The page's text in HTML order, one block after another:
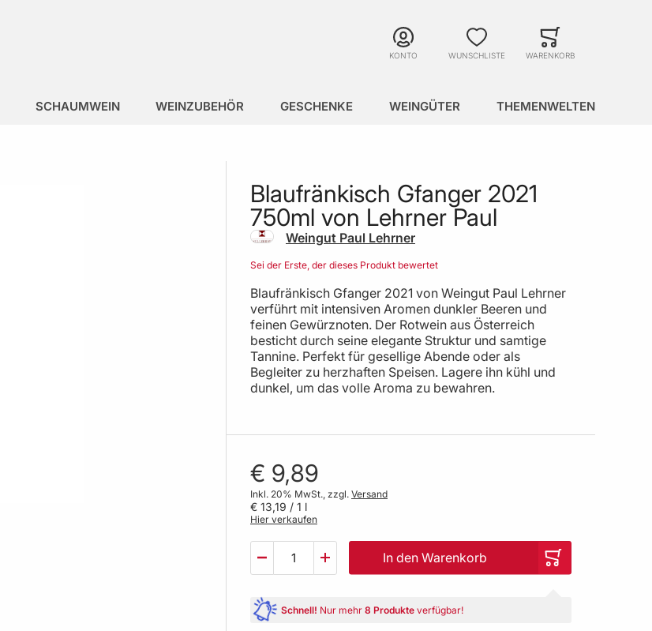
KONTO WUNSCHLISTE WARENKORB
SCHAUMWEIN WEINZUBEHÖR GESCHENKE WEINGÜTER THEMENWELTEN
Blaufränkisch Gfanger 2021
750ml von Lehrner Paul
Weingut Paul Lehrner
Sei der Erste, der dieses Produkt bewertet
Blaufränkisch Gfanger 2021 von Weingut Paul Lehrner
verführt mit intensiven Aromen dunkler Beeren und
feinen Gewürznoten. Der Rotwein aus Österreich
besticht durch seine elegante Struktur und samtige
Tannine. Perfekt für gesellige Abende oder als
Begleiter zu herzhaften Speisen. Lagere ihn kühl und
dunkel, um das volle Aroma zu bewahren.
€ 9,89
Inkl. 20% MwSt., zzgl. Versand
€ 13,19 / 1 l
Hier verkaufen
In den Warenkorb
Schnell! Nur mehr 8 Produkte verfügbar!